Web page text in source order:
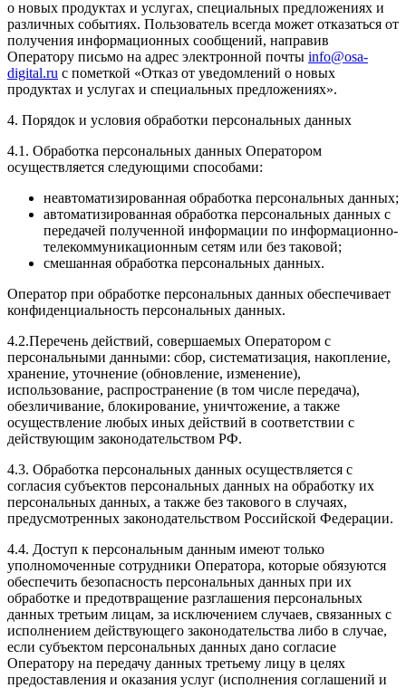
о новых продуктах и услугах, специальных предложениях и
различных событиях. Пользователь всегда может отказаться от
получения информационных сообщений, направив
Оператору письмо на адрес электронной почты info@osa-
digital.ru с пометкой «Отказ от уведомлений о новых
продуктах и услугах и специальных предложениях».
4. Порядок и условия обработки персональных данных
4.1. Обработка персональных данных Оператором
осуществляется следующими способами:
неавтоматизированная обработка персональных данных;
автоматизированная обработка персональных данных с
передачей полученной информации по информационно-
телекоммуникационным сетям или без таковой;
смешанная обработка персональных данных.
Оператор при обработке персональных данных обеспечивает
конфиденциальность персональных данных.
4.2.Перечень действий, совершаемых Оператором с
персональными данными: сбор, систематизация, накопление,
хранение, уточнение (обновление, изменение),
использование, распространение (в том числе передача),
обезличивание, блокирование, уничтожение, а также
осуществление любых иных действий в соответствии с
действующим законодательством РФ.
4.3. Обработка персональных данных осуществляется с
согласия субъектов персональных данных на обработку их
персональных данных, а также без такового в случаях,
предусмотренных законодательством Российской Федерации.
4.4. Доступ к персональным данным имеют только
уполномоченные сотрудники Оператора, которые обязуются
обеспечить безопасность персональных данных при их
обработке и предотвращение разглашения персональных
данных третьим лицам, за исключением случаев, связанных с
исполнением действующего законодательства либо в случае,
если субъектом персональных данных дано согласие
Оператору на передачу данных третьему лицу в целях
предоставления и оказания услуг (исполнения соглашений и